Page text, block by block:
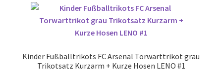
auf.
Die
auf
Kinder Fußballtrikots FC Arsenal Torwarttrikot grau
Trikotsatz Kurzarm + Kurze Hosen LENO #1